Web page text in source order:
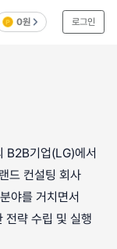
0원 로그인
B2B기업(LG)에서
드 컨설팅 회사
야를 거치면서
전략 수립 및 실행